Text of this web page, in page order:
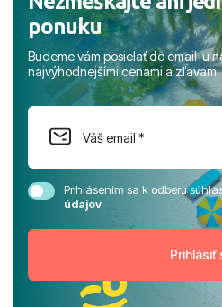
ponuku
Budeme vám posielať do email-u
najvýhodnejšími cenami a zľavami
Prihlásením sa k odberu
údajov